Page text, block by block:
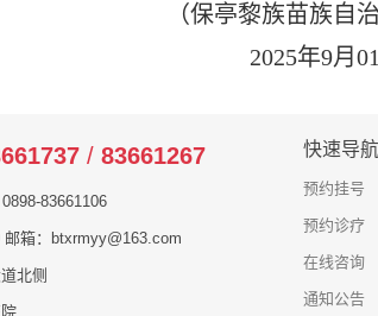
族自治县医疗集
9月01
/ 83661267
83661106
邮箱：btxrmyy@163.com
北侧
快速导航
预约挂号
预约诊疗
在线咨询
通知公告